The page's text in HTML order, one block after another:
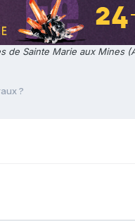
de Sainte Marie aux Mines
?